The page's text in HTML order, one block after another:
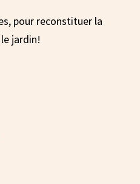
pour reconstituer la
jardin!